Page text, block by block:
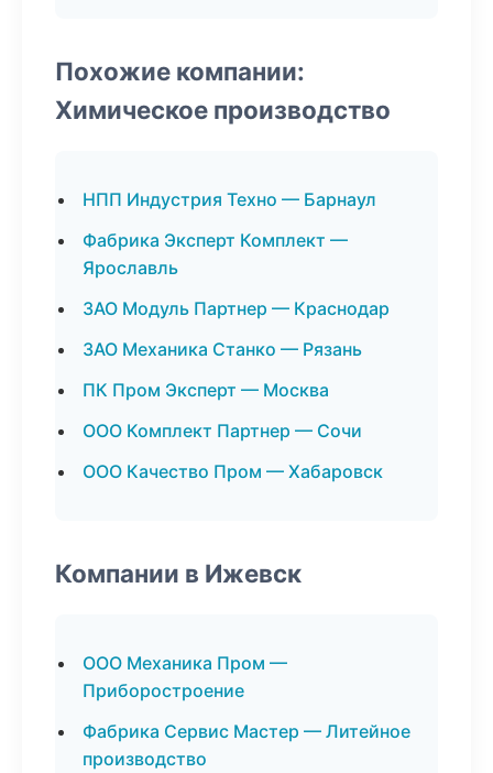
Похожие компании:
Химическое производство
НПП Индустрия Техно — Барнаул
Фабрика Эксперт Комплект —
Ярославль
ЗАО Модуль Партнер — Краснодар
ЗАО Механика Станко — Рязань
ПК Пром Эксперт — Москва
ООО Комплект Партнер — Сочи
ООО Качество Пром — Хабаровск
Компании в Ижевск
ООО Механика Пром —
Приборостроение
Фабрика Сервис Мастер — Литейное
производство